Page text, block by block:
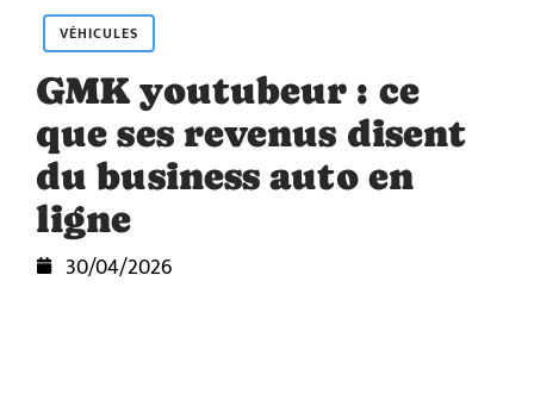
VÉHICULES
GMK youtubeur : ce
que ses revenus disent
du business auto en
ligne
30/04/2026